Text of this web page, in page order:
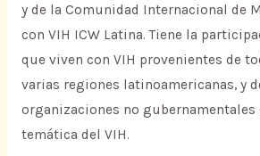
y de la Comunidad Internacional de
con VIH ICW Latina. Tiene la
que viven con VIH provenientes de
varias regiones latinoamericanas, y
organizaciones no gubernamentales
temática del VIH.